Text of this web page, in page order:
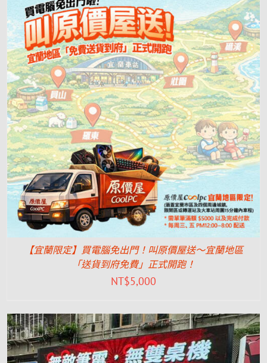
【宜蘭限定】買電腦免出門！叫原價屋送～宜蘭地區
「送貨到府免費」正式開跑！
NT$5,000